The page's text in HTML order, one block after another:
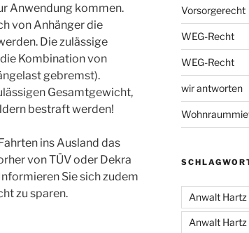
Anwendung kommen.
von Anhänger die
Die zulässige
Kombination von
gebremst).
Gesamtgewicht,
bestraft werden!
ins Ausland das
von TÜV oder Dekra
Sie sich zudem
zu sparen.
Vorsorgerecht
WEG-Recht
WEG-Recht
wir antworten
Anwalt
Anwalt